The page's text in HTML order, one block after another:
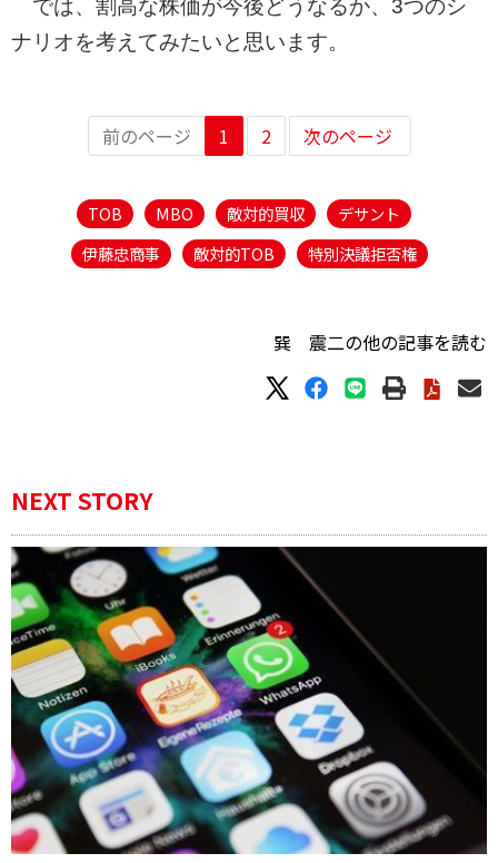
では、割高な株価が今後どうなるか、3つのシ
ナリオを考えてみたいと思います。
前のページ 1 2 次のページ
TOB MBO 敵対的買収
デサント
伊藤忠商事
敵対的TOB 特別決議拒否権
巽 震二の他の記事を読む
NEXT STORY